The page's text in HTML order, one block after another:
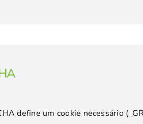
define um cookie necessário